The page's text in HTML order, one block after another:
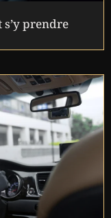
s’y prendre